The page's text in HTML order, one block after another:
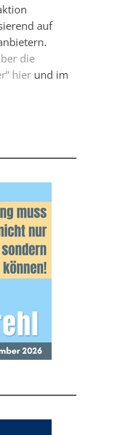
auf
die
hierund im